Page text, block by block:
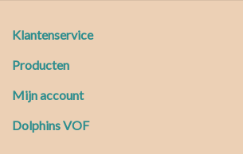
Klantenservice
Producten
Mijn account
Dolphins VOF